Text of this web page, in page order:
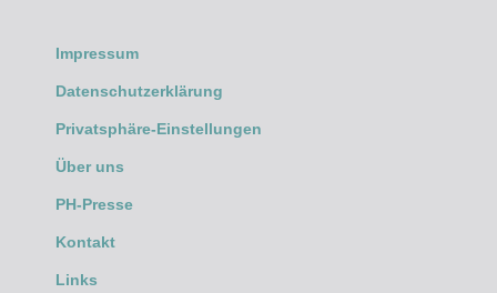
Impressum
Datenschutzerklärung
Privatsphäre-Einstellungen
Über uns
PH-Presse
Kontakt
Links